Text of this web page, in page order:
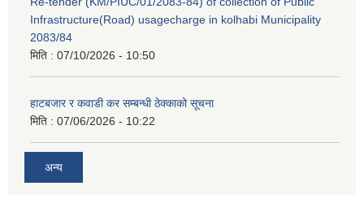
Infrastructure(Road) usagecharge in kolhabi Municipality
2083/84
मिति : 07/10/2026 - 10:50
हाटबजार र कवाडी कर सम्बन्धी ठेक्काको सूचना
मिति : 07/06/2026 - 10:22
अन्य